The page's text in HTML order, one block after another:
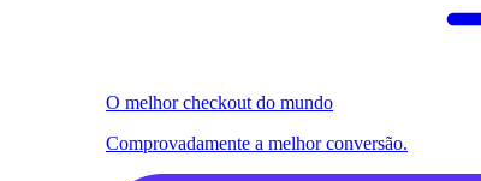
O melhor checkout do mundo
Comprovadamente a melhor conversão.